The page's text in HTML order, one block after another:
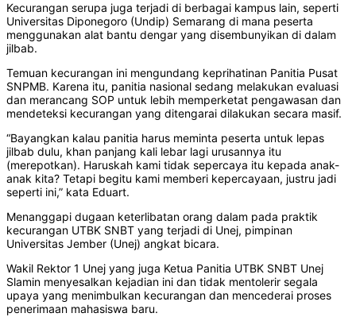
Kecurangan serupa juga terjadi di berbagai kampus lain, seperti
Universitas Diponegoro (Undip) Semarang di mana peserta
menggunakan alat bantu dengar yang disembunyikan di dalam
jilbab.
Temuan kecurangan ini mengundang keprihatinan Panitia Pusat
SNPMB. Karena itu, panitia nasional sedang melakukan evaluasi
dan merancang SOP untuk lebih memperketat pengawasan dan
mendeteksi kecurangan yang ditengarai dilakukan secara masif.
“Bayangkan kalau panitia harus meminta peserta untuk lepas
jilbab dulu, khan panjang kali lebar lagi urusannya itu
(merepotkan). Haruskah kami tidak sepercaya itu kepada anak-
anak kita? Tetapi begitu kami memberi kepercayaan, justru jadi
seperti ini,” kata Eduart.
Menanggapi dugaan keterlibatan orang dalam pada praktik
kecurangan UTBK SNBT yang terjadi di Unej, pimpinan
Universitas Jember (Unej) angkat bicara.
Wakil Rektor 1 Unej yang juga Ketua Panitia UTBK SNBT Unej
Slamin menyesalkan kejadian ini dan tidak mentolerir segala
upaya yang menimbulkan kecurangan dan mencederai proses
penerimaan mahasiswa baru.